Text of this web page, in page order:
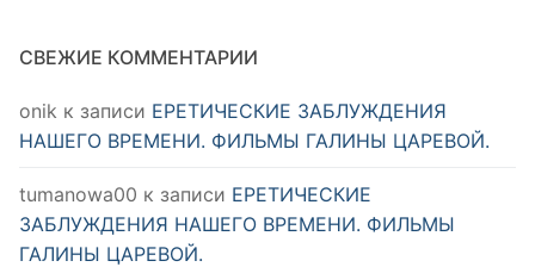
СВЕЖИЕ КОММЕНТАРИИ
onik к записи ЕРЕТИЧЕСКИЕ ЗАБЛУЖДЕНИЯ
НАШЕГО ВРЕМЕНИ. ФИЛЬМЫ ГАЛИНЫ ЦАРЕВОЙ.
tumanowa00 к записи ЕРЕТИЧЕСКИЕ
ЗАБЛУЖДЕНИЯ НАШЕГО ВРЕМЕНИ. ФИЛЬМЫ
ГАЛИНЫ ЦАРЕВОЙ.